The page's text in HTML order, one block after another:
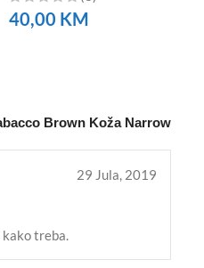
40,00 KM
Brown Koža Narrow
29 Jula, 2019
kako treba.